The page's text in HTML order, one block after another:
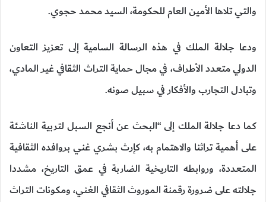
والتي تلاها الأمين العام للحكومة، السيد محمد حجوي.
ودعا جلالة الملك في هذه الرسالة السامية إلى تعزيز التعاون
الدولي متعدد الأطراف، في مجال حماية التراث الثقافي غير المادي،
وتبادل التجارب والأفكار في سبيل صونه.
كما دعا جلالة الملك إلى “البحث عن أنجع السبل لتربية الناشئة
على أهمية تراثنا والاهتمام به، كإرث بشري غني بروافده الثقافية
المتعددة، وروابطه التاريخية الضاربة في عمق التاريخ، مشددا
جلالته على ضرورة رقمنة الموروث الثقافي الغني، ومكونات التراث